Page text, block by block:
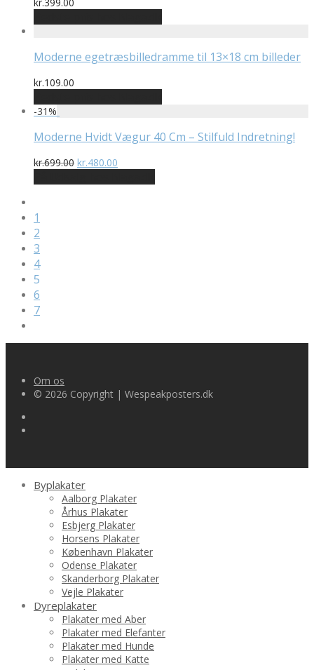
Moderne egetræsbilledramme til 13×18 cm billeder
kr.109.00
-31%
Moderne Hvidt Vægur 40 Cm – Stilfuld Indretning!
kr.699.00 Den
pris
kr.480.00
pris
1
2
3
4
5
6
7
Om os
© 2026 Copyright | Wespeakposters.dk
Byplakater
Aalborg Plakater
Århus Plakater
Esbjerg Plakater
Horsens Plakater
København Plakater
Odense Plakater
Skanderborg Plakater
Vejle Plakater
Dyreplakater
Plakater med Aber
Plakater med Elefanter
Plakater med Hunde
Plakater med Katte